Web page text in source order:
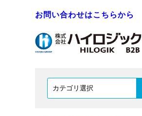
お問い合わせはこちらから